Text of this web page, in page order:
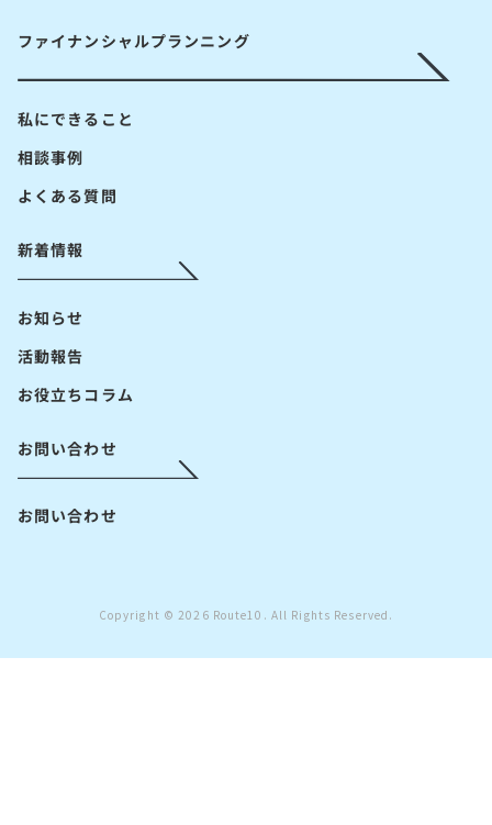
ファイナンシャルプランニング
私にできること
相談事例
よくある質問
新着情報
お知らせ
活動報告
お役立ちコラム
お問い合わせ
お問い合わせ
Copyright © 2026 Route10. All Rights Reserved.